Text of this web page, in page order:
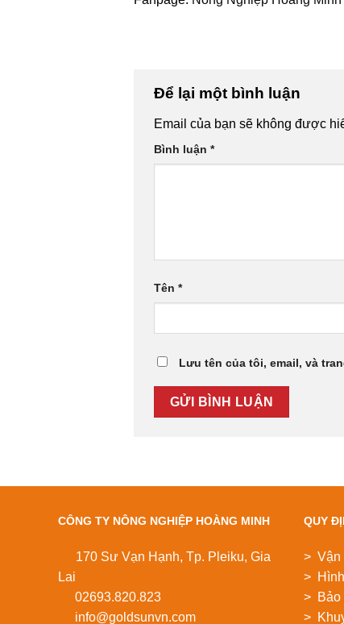
Để lại một bình luận
Email của bạn sẽ không được
Bình luận*
Tên*
Lưu tên của tôi, email, và
CÔNG TY NÔNG NGHIỆP HOÀNG MINH
170 Sư Vạn Hạnh, Tp. Pleiku, Gia
Lai
02693.820.823
info@goldsunvn.com
QUY
> Vận
>
> Bảo
>